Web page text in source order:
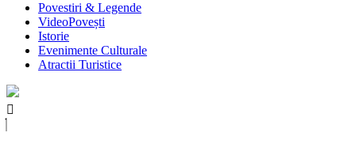
Povestiri & Legende
VideoPovești
Istorie
Evenimente Culturale
Atractii Turistice